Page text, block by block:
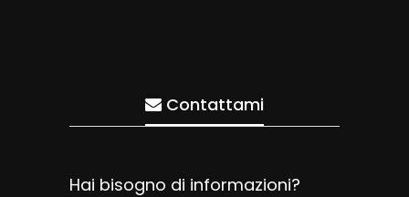
Contattami
Hai bisogno di informazioni?